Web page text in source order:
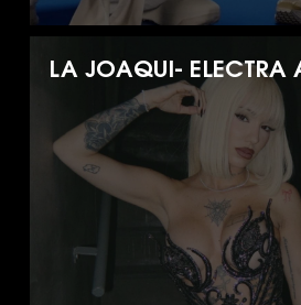
LA JOAQUI- ELECTRA